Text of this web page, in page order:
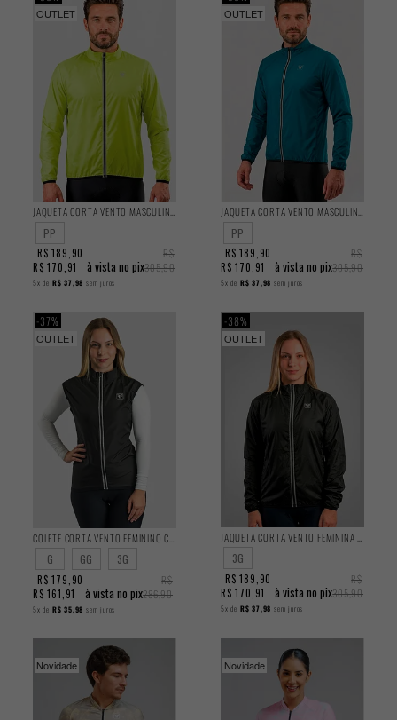
OUTLET
JAQUETA CORTA VENTO MASCULINA CLASSIC
PP
R$
305,90
R$ 189,90
R$ 170,91
à vista no pix
5x de R$ 37,98 sem juros
OUTLET
JAQUETA CORTA VENTO MASCULINA CLASSIC
PP
R$
305,90
R$ 189,90
R$ 170,91
à vista no pix
5x de R$ 37,98 sem juros
OUTLET
37%
G GG 3G
R$
286,90
R$ 179,90
R$ 161,91
à vista no pix
5x de R$ 35,98 sem juros
OUTLET
38%
3G
R$
305,90
R$ 189,90
R$ 170,91
à vista no pix
5x de R$ 37,98 sem juros
Novidade Novidade